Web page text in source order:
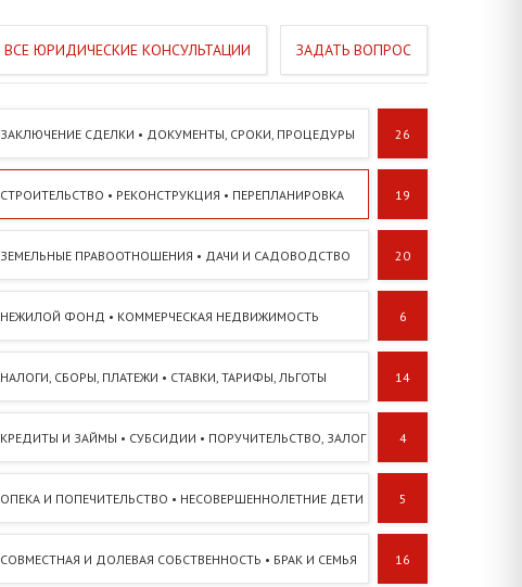
ЗАДАТЬ ВОПРОС
ЗАКЛЮЧЕНИЕ СДЕЛКИ • ДОКУМЕНТЫ, СРОКИ, ПРОЦЕДУРЫ 26
СТРОИТЕЛЬСТВО • РЕКОНСТРУКЦИЯ • ПЕРЕПЛАНИРОВКА 19
ЗЕМЕЛЬНЫЕ ПРАВООТНОШЕНИЯ • ДАЧИ И САДОВОДСТВО 20
НЕЖИЛОЙ ФОНД • КОММЕРЧЕСКАЯ НЕДВИЖИМОСТЬ 6
НАЛОГИ, СБОРЫ, ПЛАТЕЖИ • СТАВКИ, ТАРИФЫ, ЛЬГОТЫ 14
КРЕДИТЫ И ЗАЙМЫ • СУБСИДИИ • ПОРУЧИТЕЛЬСТВО, ЗАЛОГ 4
ОПЕКА И ПОПЕЧИТЕЛЬСТВО • НЕСОВЕРШЕННОЛЕТНИЕ ДЕТИ 5
СОВМЕСТНАЯ И ДОЛЕВАЯ СОБСТВЕННОСТЬ • БРАК И СЕМЬЯ 16